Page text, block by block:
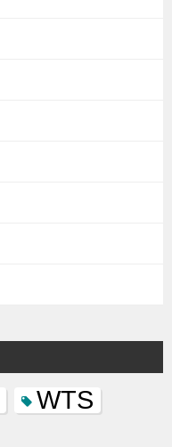
WTS